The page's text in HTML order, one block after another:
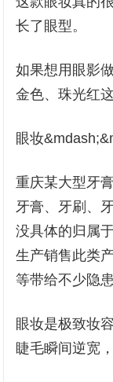
长了眼型。
如果想用眼影
金色、珠光红
眼妆
重庆某大型牙
牙膏、牙刷、
没具体的归属
生产销售此类
等带给不少隐患
眼妆是极致妆
睫毛瞬间逆宽